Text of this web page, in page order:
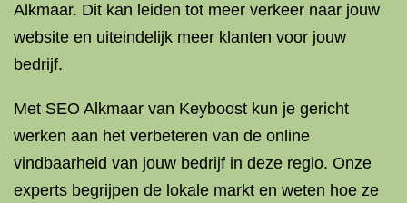
Alkmaar. Dit kan leiden tot meer verkeer naar jouw
website en uiteindelijk meer klanten voor jouw
bedrijf.
Met SEO Alkmaar van Keyboost kun je gericht
werken aan het verbeteren van de online
vindbaarheid van jouw bedrijf in deze regio. Onze
experts begrijpen de lokale markt en weten hoe ze